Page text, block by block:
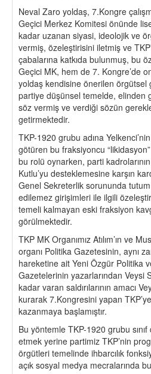
Neval Zaro yoldaş, 7.Kongre
Geçici Merkez Komitesi önünde
kadar uzanan siyasi, ideolojik ve
vermiş, özeleştirisini iletmiş ve
çabalarına katkıda bulunmuş, bu
Geçici MK, hem de 7. Kongre’de
yoldaş kendisine önerilen örgütsel
partiye düşünsel temelde, elinden
söz vermiş ve verdiği sözün
getirmektedir.
TKP-1920 grubu adına
götüren bu fraksiyoncu
bu rolü oynarken, parti
Kutlu’yu desteklemesine karşın
Genel Sekreterlik sorununda
edilemez girişimleri ile ilgili
temeli kalmayan eski fraksiyon
görülmektedir.
TKP MK Organımız Atılım’ın ve
organı Politika Gazetesinin, aynı
hareketine ait Yeni Özgür Politika
Gazetelerinin yazarlarından Veysi
kadar varan saldırılarının amacı
kurarak 7.Kongresini yapan
kazanmaya başlamıştır.
Bu yöntemle TKP-1920 grubu
etmek yerine partimiz TKP’nin
örgütleri temelinde ihbarcılık
açık sosyal medya mecralarında